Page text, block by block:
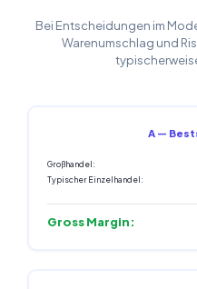
Bei Entscheidungen im
Warenumschlag und
A —
Großhandel:
Typischer Einzelhandel:
Gross Margin: